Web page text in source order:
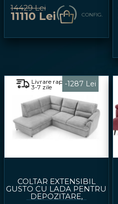
14429 Lei
11110 Lei CONFIG.
Livrare rapida
3-7 zile -1287 Lei
COLTAR EXTENSIBIL
GUSTO CU LADA PENTRU
DEPOZITARE,